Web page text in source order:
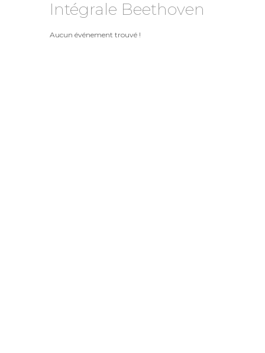
Intégrale Beethoven
Aucun événement trouvé !